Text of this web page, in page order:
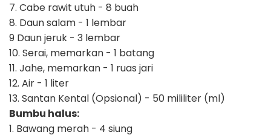
7. Cabe rawit utuh - 8 buah
8. Daun salam - 1 lembar
9 Daun jeruk - 3 lembar
10. Serai, memarkan - 1 batang
11. Jahe, memarkan - 1 ruas jari
12. Air - 1 liter
13. Santan Kental (Opsional) - 50 mililiter (ml)
Bumbu halus:
1. Bawang merah - 4 siung